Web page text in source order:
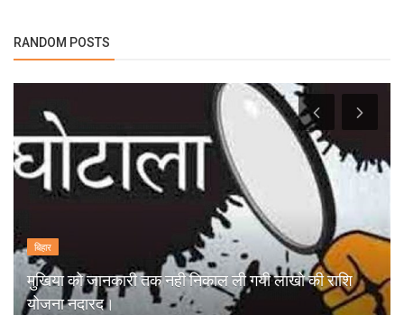
RANDOM POSTS
बिहार
मुखिया को जानकारी तक नही निकाल ली गयी लाखो की राशि
योजना नदारद।